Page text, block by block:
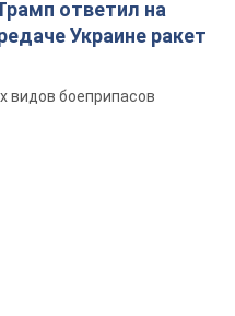
ответил на
Украине ракет
видов боеприпасов